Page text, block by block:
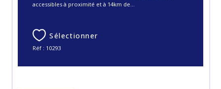
accessibles à proximité et à 14km de...
Sélectionner
Réf : 10293